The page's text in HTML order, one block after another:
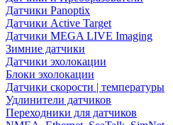
Датчики Panoptix
Датчики Active Target
Датчики MEGA LIVE Imaging
Зимние датчики
Датчики эхолокации
Блоки эхолокации
Датчики скорости | температуры
Удлинители датчиков
Переходники для датчиков